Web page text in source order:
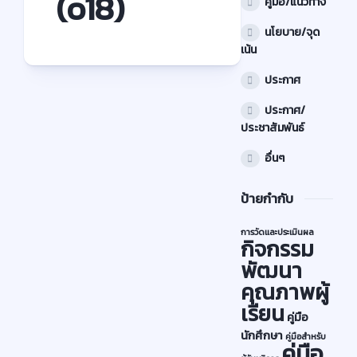
นโยบาย/จุด
เน้น
ประกาศ
ประกาศ/
ประชาสัมพันธ์
อื่นๆ
ป้ายกำกับ
การวัดและประเมินผล
กิจกรรม
พัฒนา
คุณภาพผู้
เรียน คู่มือ
นักศึกษา คู่มือสำหรับ